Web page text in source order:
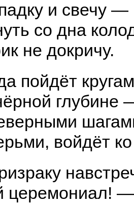
и свечу —
со дна
не докричу.
пойдёт
глубине
войдёт
церемониал! —